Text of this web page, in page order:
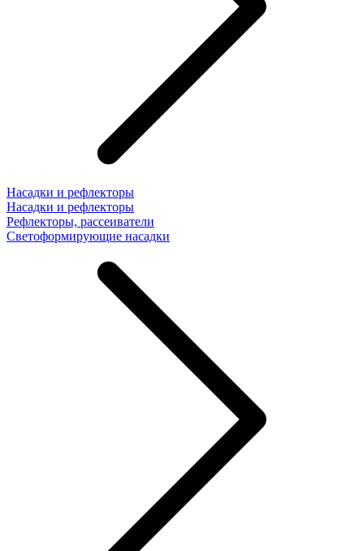
Насадки и рефлекторы
Насадки и рефлекторы
Рефлекторы, рассеиватели
Светоформирующие насадки